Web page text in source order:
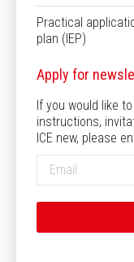
Practical
plan (IEP)
Apply for
If you would like
instructions,
ICE new, please